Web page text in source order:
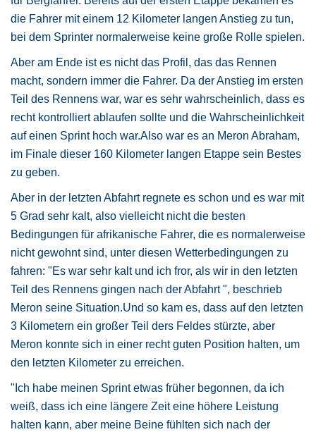
die Fahrer mit einem 12 Kilometer langen Anstieg zu tun,
bei dem Sprinter normalerweise keine große Rolle spielen.
Aber am Ende ist es nicht das Profil, das das Rennen
macht, sondern immer die Fahrer. Da der Anstieg im ersten
Teil des Rennens war, war es sehr wahrscheinlich, dass es
recht kontrolliert ablaufen sollte und die Wahrscheinlichkeit
auf einen Sprint hoch war.Also war es an Meron Abraham,
im Finale dieser 160 Kilometer langen Etappe sein Bestes
zu geben.
Aber in der letzten Abfahrt regnete es schon und es war mit
5 Grad sehr kalt, also vielleicht nicht die besten
Bedingungen für afrikanische Fahrer, die es normalerweise
nicht gewohnt sind, unter diesen Wetterbedingungen zu
fahren: "Es war sehr kalt und ich fror, als wir in den letzten
Teil des Rennens gingen nach der Abfahrt ", beschrieb
Meron seine Situation.Und so kam es, dass auf den letzten
3 Kilometern ein großer Teil ders Feldes stürzte, aber
Meron konnte sich in einer recht guten Position halten, um
den letzten Kilometer zu erreichen.
"Ich habe meinen Sprint etwas früher begonnen, da ich
weiß, dass ich eine längere Zeit eine höhere Leistung
halten kann, aber meine Beine fühlten sich nach der